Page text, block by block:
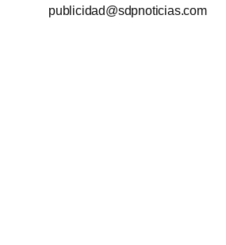
publicidad@sdpnoticias.com